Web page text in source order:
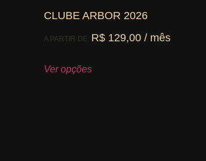
CLUBE ARBOR 2026
A PARTIR DE: R$129,00 / mês
Ver opções